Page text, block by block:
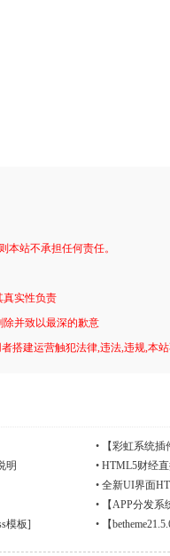
本站不承担任何责任。
真实性负责
并致以最深的歉意
搭建运营触犯法律,违法,违规,本站
•
【彩虹系统
明 • HTML5财经
• 全新UI界面
•
【APP分发
模板] • 【